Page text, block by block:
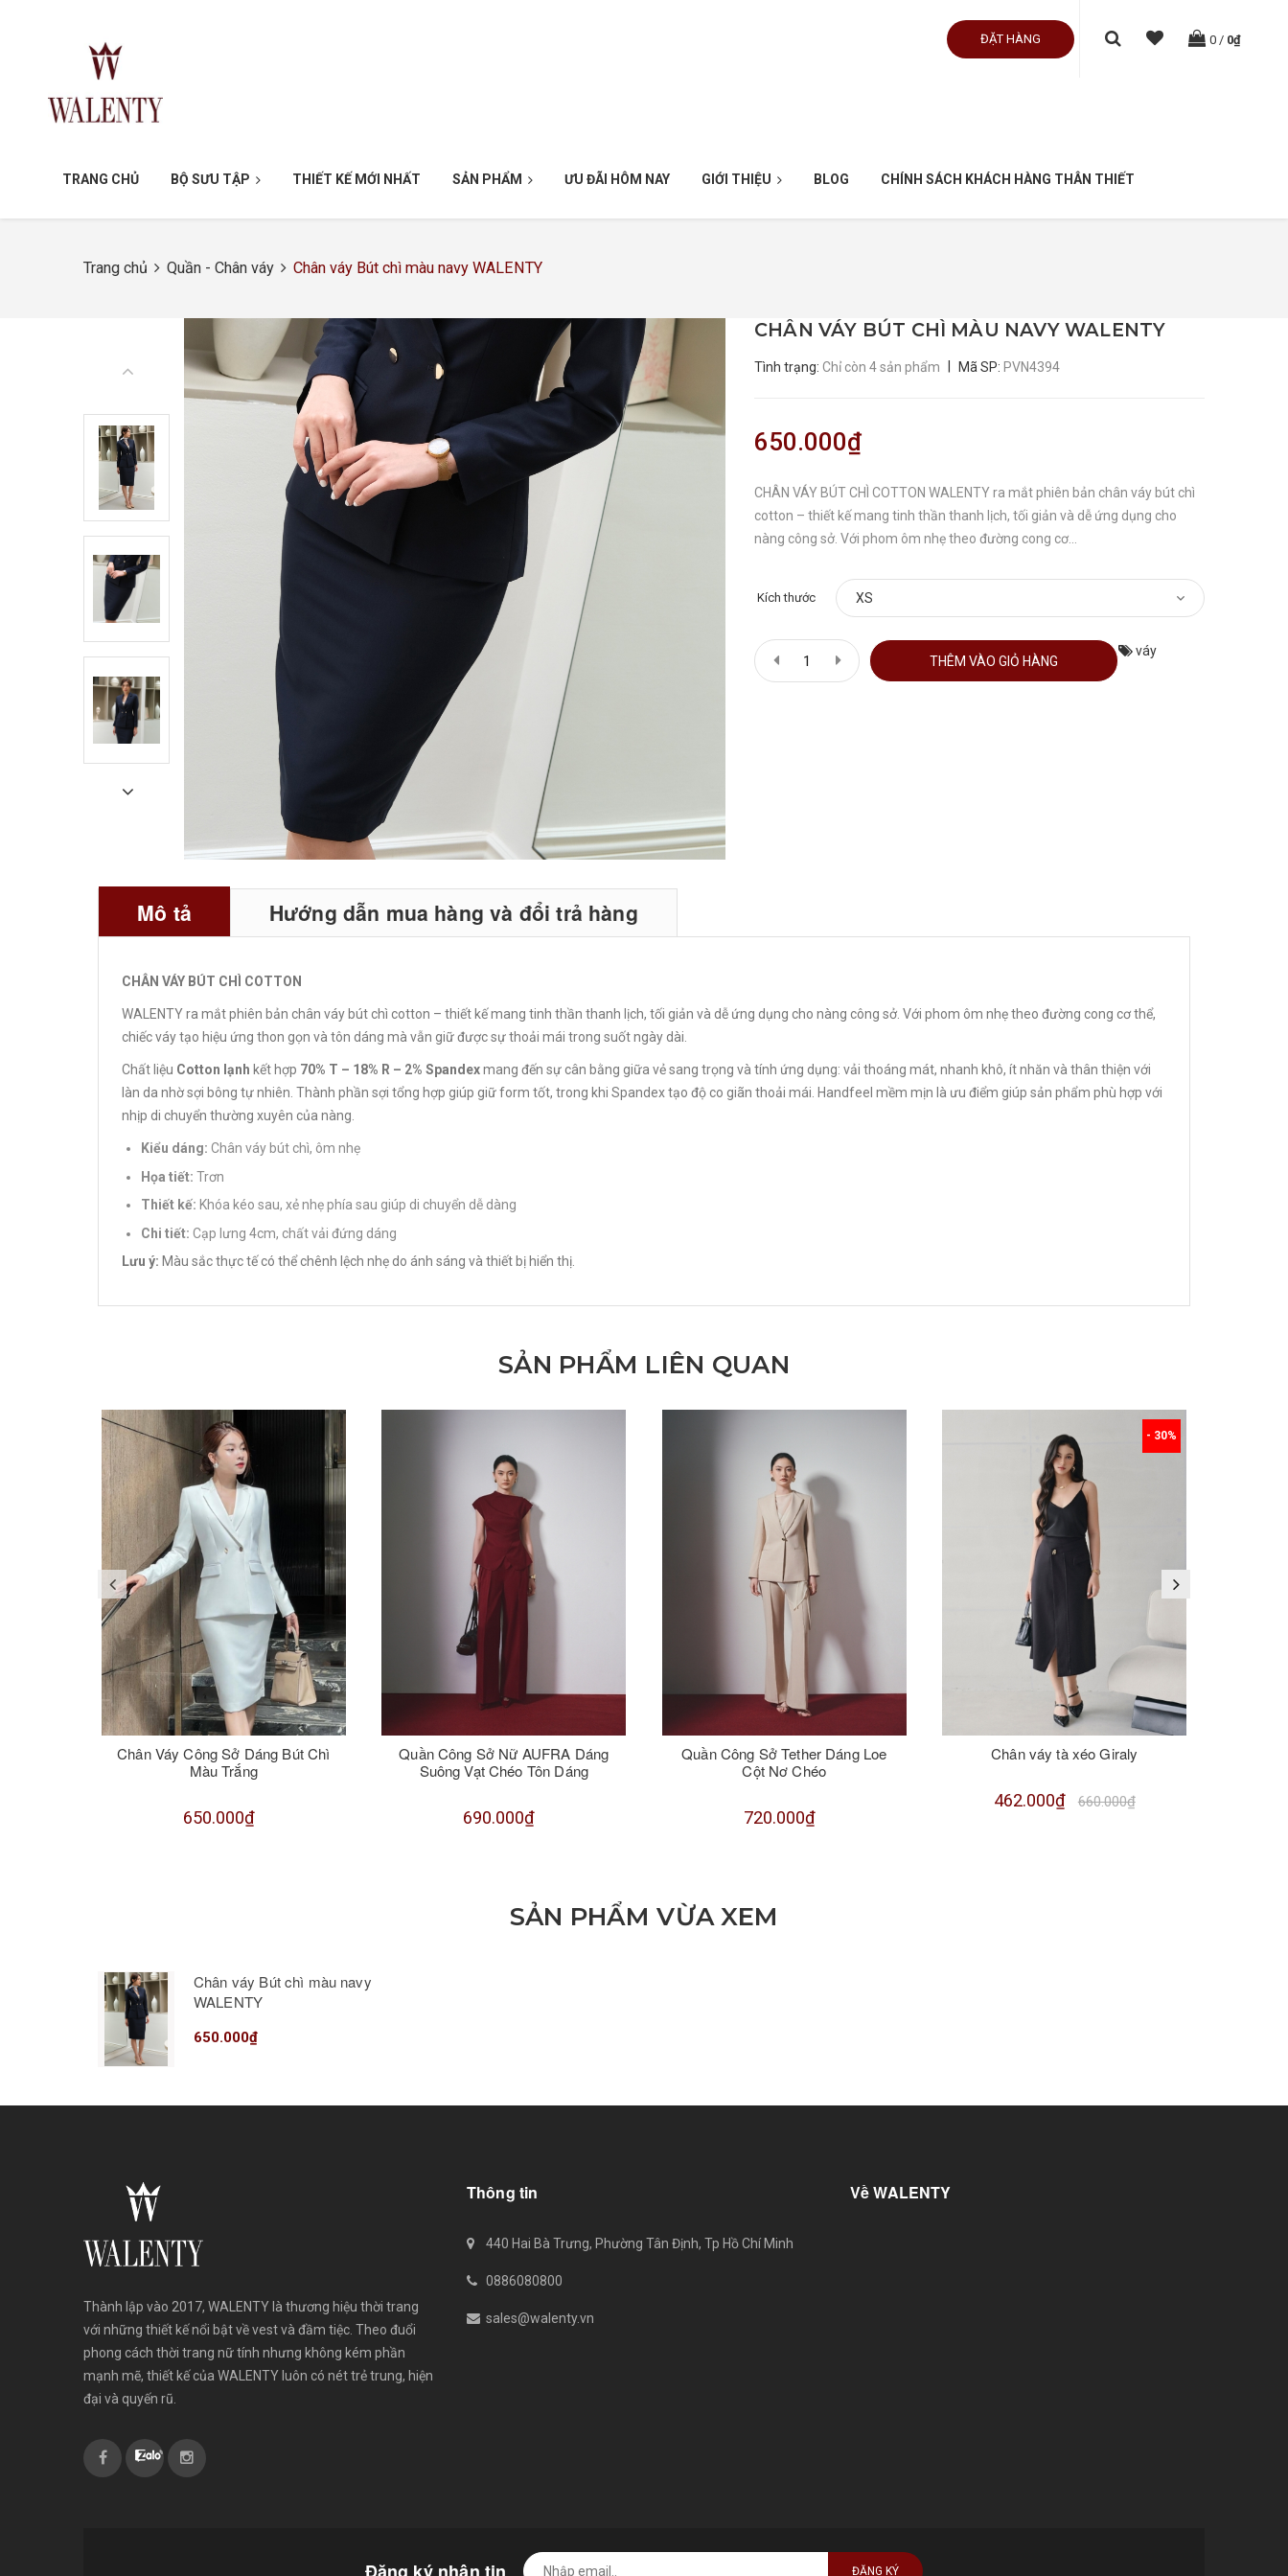
ĐẶT HÀNG 0 / 0₫
TRANG CHỦ BỘ SƯU TẬP THIẾT KẾ MỚI NHẤT SẢN PHẨM ƯU ĐÃI HÔM NAY GIỚI THIỆU BLOG CHÍNH SÁCH KHÁCH HÀNG THÂN THIẾT
Trang chủ Quần - Chân váy Chân váy Bút chì màu navy WALENTY
CHÂN VÁY BÚT CHÌ MÀU NAVY WALENTY
Tình trạng: Chỉ còn 4 sản phẩm Mã SP: PVN4394
650.000₫
CHÂN VÁY BÚT CHÌ COTTON WALENTY ra mắt phiên bản chân váy bút chì
cotton – thiết kế mang tinh thần thanh lịch, tối giản và dễ ứng dụng cho
nàng công sở. Với phom ôm nhẹ theo đường cong cơ...
Kích thước
THÊM VÀO GIỎ HÀNG
váy
Mô tả Hướng dẫn mua hàng và đổi trả hàng
CHÂN VÁY BÚT CHÌ COTTON
WALENTY ra mắt phiên bản chân váy bút chì cotton – thiết kế mang tinh thần thanh lịch, tối giản và dễ ứng dụng cho nàng công sở. Với phom ôm nhẹ theo đường cong cơ thể,
chiếc váy tạo hiệu ứng thon gọn và tôn dáng mà vẫn giữ được sự thoải mái trong suốt ngày dài.
Chất liệu Cotton lạnh kết hợp 70% T – 18% R – 2% Spandexmang đến sự cân bằng giữa vẻ sang trọng và tính ứng dụng: vải thoáng mát, nhanh khô, ít nhăn và thân thiện với
làn da nhờ sợi bông tự nhiên. Thành phần sợi tổng hợp giúp giữ form tốt, trong khi Spandex tạo độ co giãn thoải mái. Handfeel mềm mịn là ưu điểm giúp sản phẩm phù hợp với
nhịp di chuyển thường xuyên của nàng.
Kiểu dáng: Chân váy bút chì, ôm nhẹ
Họa tiết: Trơn
Thiết kế: Khóa kéo sau, xẻ nhẹ phía sau giúp di chuyển dễ dàng
Chi tiết: Cạp lưng 4cm, chất vải đứng dáng
Lưu ý: Màu sắc thực tế có thể chênh lệch nhẹ do ánh sáng và thiết bị hiển thị.
SẢN PHẨM LIÊN QUAN
Chân Váy Công Sở Dáng Bút Chì
Màu Trắng
650.000₫
Quần Công Sở Nữ AUFRA Dáng
Suông Vạt Chéo Tôn Dáng
690.000₫
Quần Công Sở Tether Dáng Loe
Cột Nơ Chéo
720.000₫
- 30%
Chân váy tà xéo Giraly
462.000₫ 660.000₫
SẢN PHẨM VỪA XEM
Chân váy Bút chì màu navy
WALENTY
650.000₫
Thành lập vào 2017, WALENTY là thương hiệu thời trang
với những thiết kế nổi bật về vest và đầm tiệc. Theo đuổi
phong cách thời trang nữ tính nhưng không kém phần
mạnh mẽ, thiết kế của WALENTY luôn có nét trẻ trung, hiện
đại và quyến rũ.
Thông tin
440 Hai Bà Trưng, Phường Tân Định, Tp Hồ Chí Minh
0886080800
sales@walenty.vn
Về WALENTY
Đăng ký nhận tin ĐĂNG KÝ